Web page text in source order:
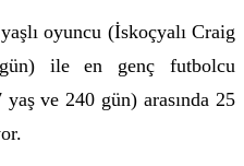
oyuncu (İskoçyalı Craig
ile en genç futbolcu
ve 240 gün) arasında 25